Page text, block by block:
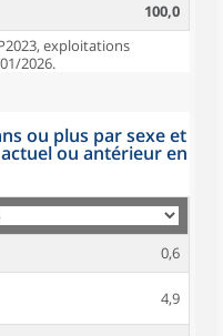
100,0
exploitations
2026.
ou plus par sexe et
ou antérieur en
0,6
4,9